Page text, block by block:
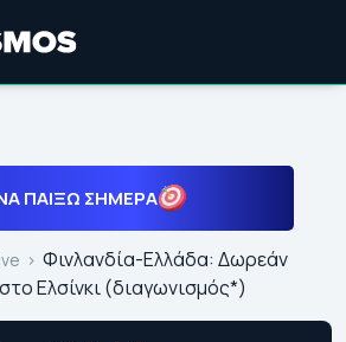
ΠΑΊΞΩ ΣΉΜΕΡΑ
Φινλανδία-Ελλάδα: Δωρεάν
Ελσίνκι (διαγωνισμός*)